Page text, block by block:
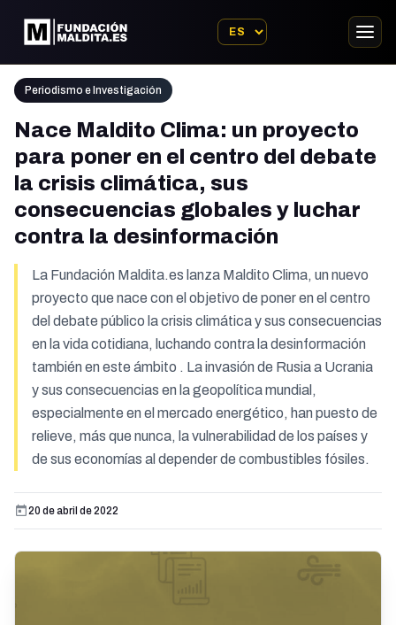
Periodismo e Investigación
Nace Maldito Clima: un proyecto
para poner en el centro del debate
la crisis climática, sus
consecuencias globales y luchar
contra la desinformación
La Fundación Maldita.es lanza Maldito Clima, un nuevo
proyecto que nace con el objetivo de poner en el centro
del debate público la crisis climática y sus consecuencias
en la vida cotidiana, luchando contra la desinformación
también en este ámbito . La invasión de Rusia a Ucrania
y sus consecuencias en la geopolítica mundial,
especialmente en el mercado energético, han puesto de
relieve, más que nunca, la vulnerabilidad de los países y
de sus economías al depender de combustibles fósiles.
20 de abril de 2022